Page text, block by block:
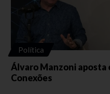
Política
Álvaro Manzoni aposta
Conexões